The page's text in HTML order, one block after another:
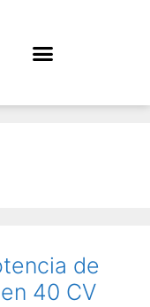
de
40 CV